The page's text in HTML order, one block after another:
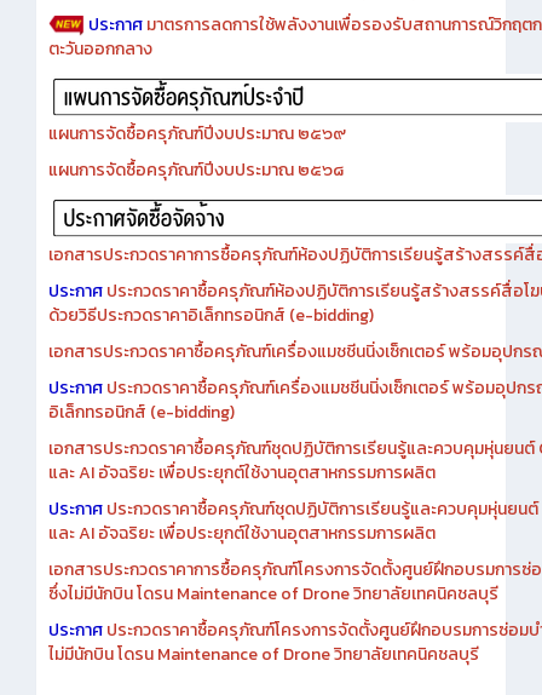
ประกาศผลการคัดเลือกนักเรียนเพื่อรับทุนกองทุนเพื่อความเสมอ
ประกาศมาตรการลดการใช้พลังงานเพื่อรองรับสถานการณ์วิกฤ
ตะวันออกกลาง
แผนการจัดซื้อครุภัณฑ์ปีงบประมาณ ๒๕๖๙
แผนการจัดซื้อครุภัณฑ์ปีงบประมาณ ๒๕๖๘
เอกสารประกวดราคาการซื้อครุภัณฑ์ห้องปฏิบัติการเรียนรู้สร้างสรรค์
ประกาศ ประกวดราคาซื้อครุภัณฑ์ห้องปฏิบัติการเรียนรู้สร้างสรรค์สื่อโ
ด้วยวิธีประกวดราคาอิเล็กทรอนิกส์ (e-bidding)
เอกสารประกวดราคาซื้อครุภัณฑ์เครื่องแมชชีนนิ่งเซ็กเตอร์ พร้อมอุปก
ประกาศประกวดราคาซื้อครุภัณฑ์เครื่องแมชชีนนิ่งเซ็กเตอร์ พร้อมอุปก
อิเล็กทรอนิกส์ (e-bidding)
เอกสารประกวดราคาซื้อครุภัณฑ์ชุดปฏิบัติการเรียนรู้และควบคุมหุ่นยน
และ AI อัจฉริยะ เพื่อประยุกต์ใช้งานอุตสาหกรรมการผลิต
ประกาศประกวดราคาซื้อครุภัณฑ์ชุดปฏิบัติการเรียนรู้และควบคุมหุ่นยน
และ AI อัจฉริยะ เพื่อประยุกต์ใช้งานอุตสาหกรรมการผลิต
เอกสารประกวดราคาการซื้อครุภัณฑ์โครงการจัดตั้งศูนย์ฝึกอบรมการซ่
ซึ่งไม่มีนักบิน โดรน Maintenance of Drone วิทยาลัยเทคนิคชลบุรี
ประกาศประกวดราคาซื้อครุภัณฑ์โครงการจัดตั้งศูนย์ฝึกอบรมการซ่อมบ